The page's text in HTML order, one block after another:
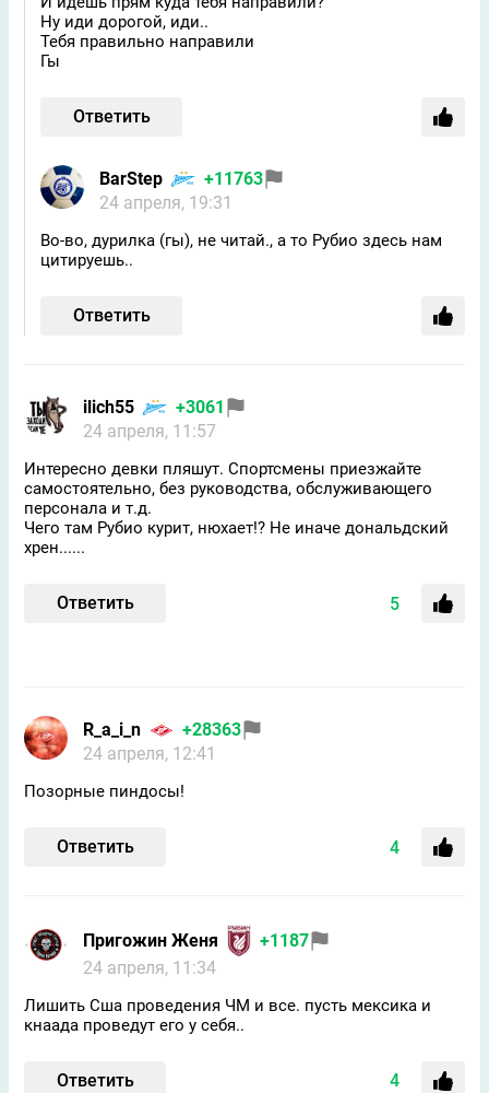
Ну иди дорогой, иди..
Тебя правильно направили
Гы
Ответить
BarStep
+11763
24 апреля, 19:31
Во-во, дурилка (гы), не читай., а то Рубио здесь нам
цитируешь..
Ответить
ilich55
+3061
24 апреля, 11:57
Интересно девки пляшут. Спортсмены приезжайте
самостоятельно, без руководства, обслуживающего
персонала и т.д.
Чего там Рубио курит, нюхает!? Не иначе дональдский
хрен......
Ответить 5
R_a_i_n
+28363
24 апреля, 12:41
Позорные пиндосы!
Ответить 4
Пригожин Женя
+1187
24 апреля, 11:34
Лишить Сша проведения ЧМ и все. пусть мексика и
кнаада проведут его у себя..
Ответить 4